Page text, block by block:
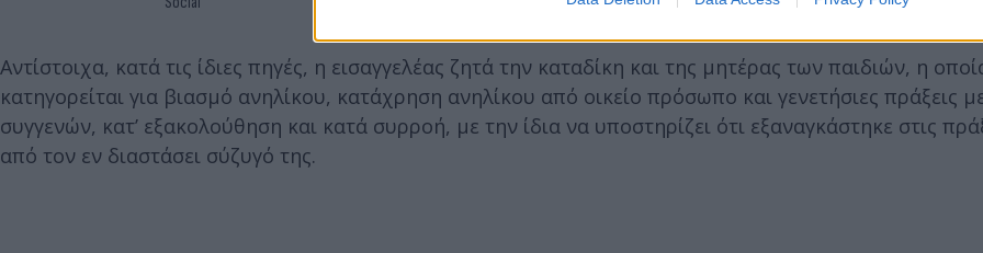
Αντίστοιχα, κατά τις ίδιες πηγές, η εισαγγελέας ζητά την καταδίκη και της μητέρας των παιδιών, η
κατηγορείται για βιασμό ανηλίκου, κατάχρηση ανηλίκου από οικείο πρόσωπο και γενετήσιες πράξεις
συγγενών, κατ’ εξακολούθηση και κατά συρροή, με την ίδια να υποστηρίζει ότι εξαναγκάστηκε στις
από τον εν διαστάσει σύζυγό της.